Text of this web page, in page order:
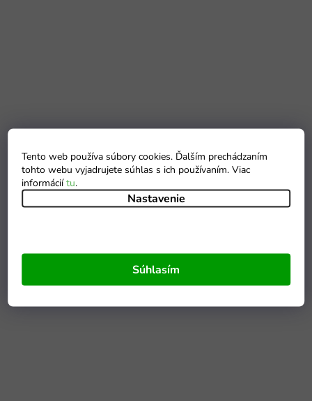
Tento web používa súbory cookies. Ďalším prechádzaním
tohto webu vyjadrujete súhlas s ich používaním. Viac
informáciítu.
Nastavenie
Súhlasím